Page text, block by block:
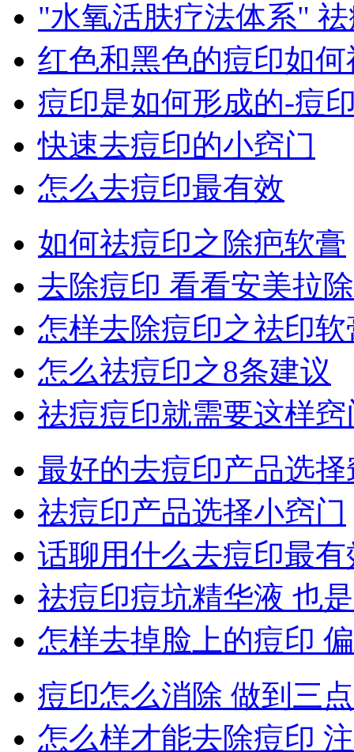
"水氧活肤疗法体系"
红色和黑色的痘印如
痘印是如何形成的-痘
快速去痘印的小窍门
怎么去痘印最有效
如何祛痘印之除疤软膏
去除痘印 看看安美拉
怎样去除痘印之祛印软
怎么祛痘印之8条建议
祛痘痘印就需要这样窍
最好的去痘印产品选择
祛痘印产品选择小窍门
话聊用什么去痘印最有
祛痘印痘坑精华液 也
怎样去掉脸上的痘印
痘印怎么消除 做到三点
怎么样才能去除痘印